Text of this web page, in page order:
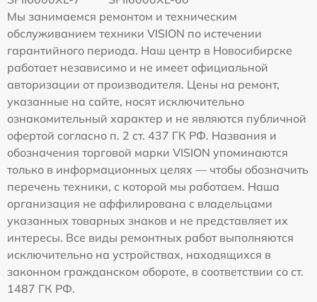
Мы занимаемся ремонтом и техническим
обслуживанием техники VISION по истечении
гарантийного периода. Наш центр в Новосибирске
работает независимо и не имеет официальной
авторизации от производителя. Цены на ремонт,
указанные на сайте, носят исключительно
ознакомительный характер и не являются публичной
офертой согласно п. 2 ст. 437 ГК РФ. Названия и
обозначения торговой марки VISION упоминаются
только в информационных целях — чтобы обозначить
перечень техники, с которой мы работаем. Наша
организация не аффилирована с владельцами
указанных товарных знаков и не представляет их
интересы. Все виды ремонтных работ выполняются
исключительно на устройствах, находящихся в
законном гражданском обороте, в соответствии со ст.
1487 ГК РФ.